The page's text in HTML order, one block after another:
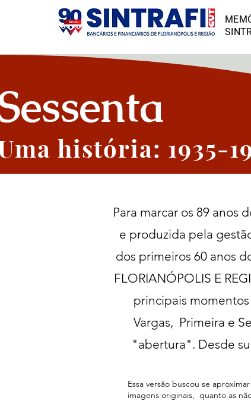
história: 1935-
Para marcar os 89 anos
e produzida pela
dos primeiros 60 anos
FLORIANÓPOLIS E
principais
Vargas, Primeira e
"abertura". Desde
Essa versão buscou se
imagens originais, quanto as